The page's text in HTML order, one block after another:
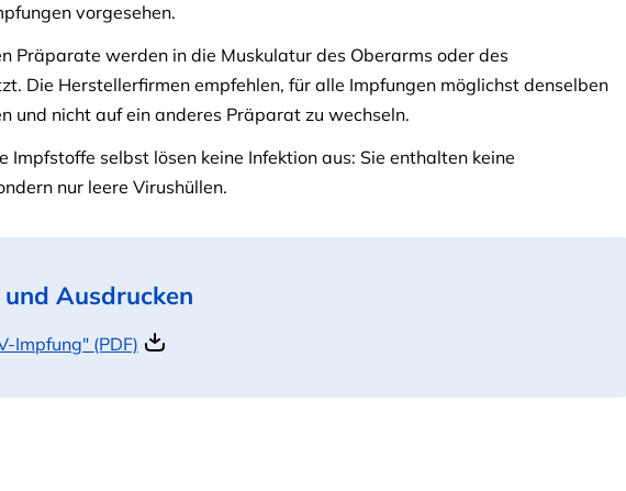
vorgesehen.
Präparate werden in die Muskulatur des Oberarms oder des
Die Herstellerfirmen empfehlen, für alle Impfungen möglichst denselben
und nicht auf ein anderes Präparat zu wechseln.
Impfstoffe selbst lösen keine Infektion aus: Sie enthalten keine
nur leere Virushüllen.
Ausdrucken
Impfung" (PDF)